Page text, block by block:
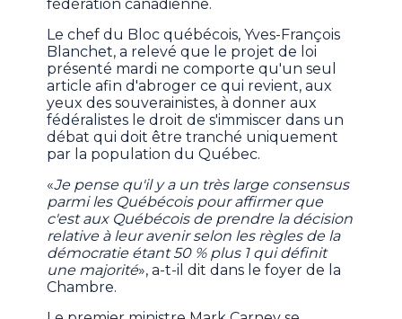
fédération canadienne.
Le chef du Bloc québécois, Yves-François
Blanchet, a relevé que le projet de loi
présenté mardi ne comporte qu'un seul
article afin d'abroger ce qui revient, aux
yeux des souverainistes, à donner aux
fédéralistes le droit de s'immiscer dans un
débat qui doit être tranché uniquement
par la population du Québec.
«Je pense qu'il y a un très large consensus
parmi les Québécois pour affirmer que
c'est aux Québécois de prendre la décision
relative à leur avenir selon les règles de la
démocratie étant 50 % plus 1 qui définit
une majorité», a-t-il dit dans le foyer de la
Chambre.